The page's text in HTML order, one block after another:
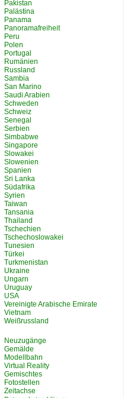
Pakistan
Palästina
Panama
Panoramafreiheit
Peru
Polen
Portugal
Rumänien
Russland
Sambia
San Marino
Saudi Arabien
Schweden
Schweiz
Senegal
Serbien
Simbabwe
Singapore
Slowakei
Slowenien
Spanien
Sri Lanka
Südafrika
Syrien
Taiwan
Tansania
Thailand
Tschechien
Tschechoslowakei
Tunesien
Türkei
Turkmenistan
Ukraine
Ungarn
Uruguay
USA
Vereinigte Arabische Emirate
Vietnam
Weißrussland
Neuzugänge
Gemälde
Modellbahn
Virtual Reality
Gemischtes
Fotostellen
Zeitachse